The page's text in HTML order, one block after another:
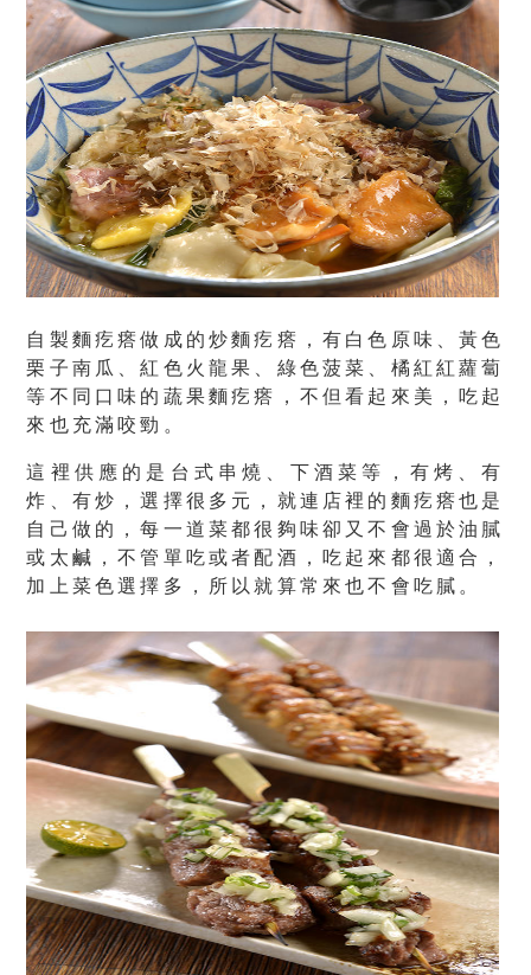
自製麵疙瘩做成的炒麵疙瘩，有白色原味、黃色
栗子南瓜、紅色火龍果、綠色菠菜、橘紅紅蘿蔔
等不同口味的蔬果麵疙瘩，不但看起來美，吃起
來也充滿咬勁。
這裡供應的是台式串燒、下酒菜等，有烤、有
炸、有炒，選擇很多元，就連店裡的麵疙瘩也是
自己做的，每一道菜都很夠味卻又不會過於油膩
或太鹹，不管單吃或者配酒，吃起來都很適合，
加上菜色選擇多，所以就算常來也不會吃膩。